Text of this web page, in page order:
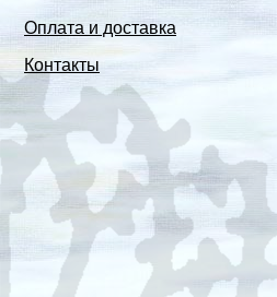
Оплата и доставка
Контакты